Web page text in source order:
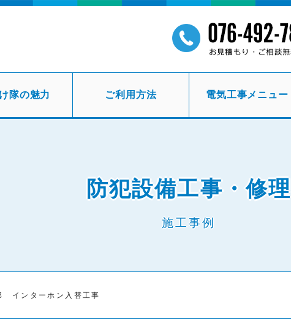
隊の魅力 ご利用方法 電気工事メニュー
防犯設備工事・修理
施工事例
インターホン入替工事